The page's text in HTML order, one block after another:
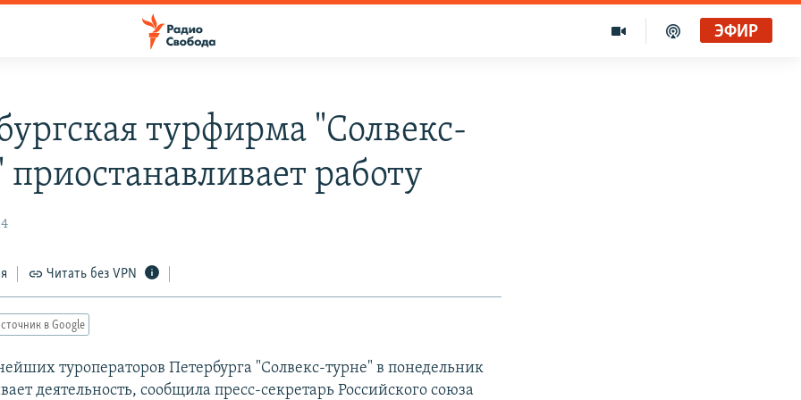
ЭФИР
турфирма "Солвекс-
приостанавливает работу
Читать без VPN
в Google
туроператоров Петербурга "Солвекс-турне" в понедельник
деятельность, сообщила пресс-секретарь Российского союза